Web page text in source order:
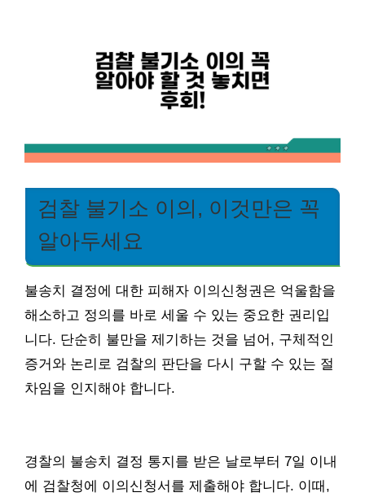
검찰 불기소 이의, 이것만은 꼭
알아두세요
불송치 결정에 대한 피해자 이의신청권은 억울함을
해소하고 정의를 바로 세울 수 있는 중요한 권리입
니다. 단순히 불만을 제기하는 것을 넘어, 구체적인
증거와 논리로 검찰의 판단을 다시 구할 수 있는 절
차임을 인지해야 합니다.
경찰의 불송치 결정 통지를 받은 날로부터 7일 이내
에 검찰청에 이의신청서를 제출해야 합니다. 이때,